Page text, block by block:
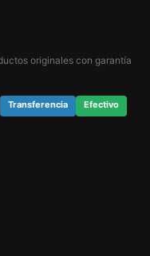
originales con garantía
Transferencia Efectivo